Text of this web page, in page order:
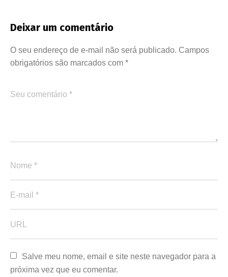
Deixar um comentário
O seu endereço de e-mail não será publicado. Campos
obrigatórios são marcados com *
Salve meu nome, email e site neste navegador para a
próxima vez que eu comentar.